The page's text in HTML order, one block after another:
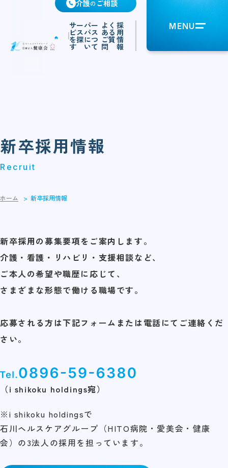
介護の ご相談
サー
ビス
を探
す
パー
パス
につ
いて
よく
ある
ご質
問
採
用
情
報
MENU
新卒採用情報
Recruit
ホーム 新卒採用情報
新卒採用の募集要項をご案内します。
介護・看護・リハビリ・支援相談など、
ご本人の希望や職歴に応じて、
さまざまな形態で働ける職場です。
応募される方は下記フォームまたは電話にてご連絡くだ
さい。
（i shikoku holdings宛）
※i shikoku holdingsで
石川ヘルスケアグループ（HITO病院・愛美会・健康
会）の3法人の採用を担っています。